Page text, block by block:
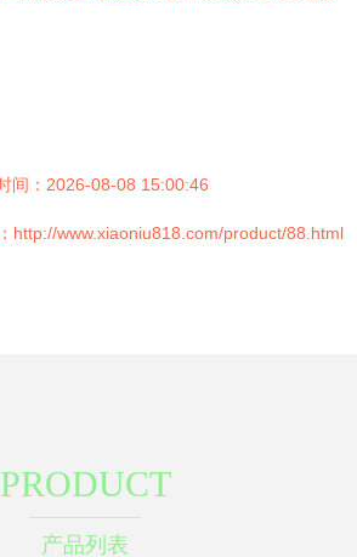
间：2026-08-08 15:00:46
http://www.xiaoniu818.com/product/88.html
PRODUCT
产品列表